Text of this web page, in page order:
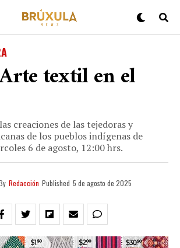
textil en el
creaciones de las tejedoras y
de los pueblos indígenas de
6 de agosto, 12:00 hrs.
Redacción Published 5 de agosto de 2025